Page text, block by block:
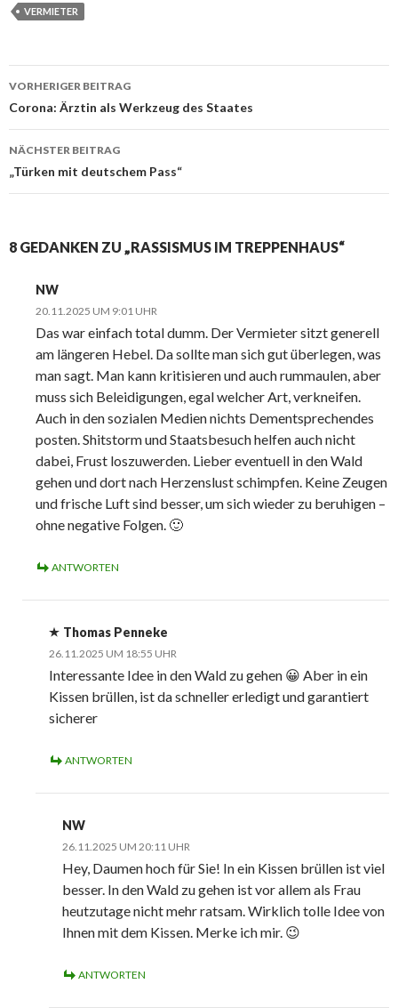
VERMIETER
Beitrags-
Navigation
VORHERIGER BEITRAG
Corona: Ärztin als Werkzeug des Staates
NÄCHSTER BEITRAG
„Türken mit deutschem Pass“
8 GEDANKEN ZU „RASSISMUS IM TREPPENHAUS“
NW
20.11.2025 UM 9:01 UHR
Das war einfach total dumm. Der Vermieter sitzt generell
am längeren Hebel. Da sollte man sich gut überlegen, was
man sagt. Man kann kritisieren und auch rummaulen, aber
muss sich Beleidigungen, egal welcher Art, verkneifen.
Auch in den sozialen Medien nichts Dementsprechendes
posten. Shitstorm und Staatsbesuch helfen auch nicht
dabei, Frust loszuwerden. Lieber eventuell in den Wald
gehen und dort nach Herzenslust schimpfen. Keine Zeugen
und frische Luft sind besser, um sich wieder zu beruhigen –
ohne negative Folgen. 🙂
ANTWORTEN
Thomas Penneke
26.11.2025 UM 18:55 UHR
Interessante Idee in den Wald zu gehen 😀 Aber in ein
Kissen brüllen, ist da schneller erledigt und garantiert
sicherer
ANTWORTEN
NW
26.11.2025 UM 20:11 UHR
Hey, Daumen hoch für Sie! In ein Kissen brüllen ist viel
besser. In den Wald zu gehen ist vor allem als Frau
heutzutage nicht mehr ratsam. Wirklich tolle Idee von
Ihnen mit dem Kissen. Merke ich mir. 😉
ANTWORTEN